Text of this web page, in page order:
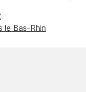
le Bas-Rhin